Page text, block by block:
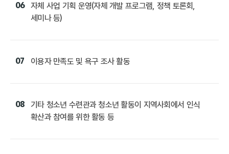
06
자체 사업 기획 운영(자체 개발 프로그램, 정책 토론회,
세미나 등)
07 이용자 만족도 및 욕구 조사 활동
08
기타 청소년 수련관과 청소년 활동이 지역사회에서 인식
확산과 참여를 위한 활동 등